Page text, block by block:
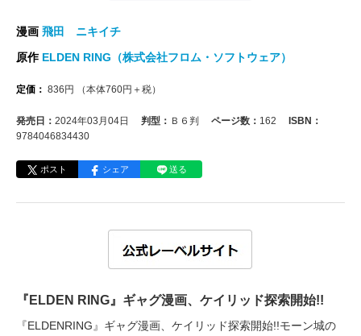
漫画 飛田 ニキイチ
原作 ELDEN RING（株式会社フロム・ソフトウェア）
定価： 836 円 （本体760円＋税）
発売日： 2024年03月04日 判型： Ｂ６判 ページ数： 162
ISBN：
9784046834430
ポスト シェア 送る
『ELDEN RING』ギャグ漫画、ケイリッド探索開始!!
『ELDENRING』ギャグ漫画、ケイリッド探索開始!!モーン城の